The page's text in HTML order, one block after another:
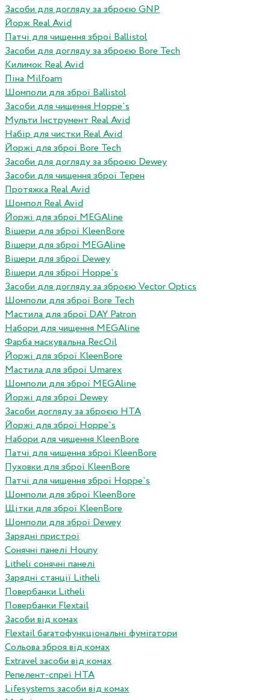
Засоби для догляду за зброєю GNP
Йорж Real Avid
Патчі для чищення зброї Ballistol
Засоби для догляду за зброєю Bore Tech
Килимок Real Avid
Піна Milfoam
Шомполи для зброї Ballistol
Засоби для чищення Hoppe`s
Мульти Інструмент Real Avid
Набір для чистки Real Avid
Йоржі для зброї Bore Tech
Засоби для догляду за зброєю Dewey
Засоби для чищення зброї Терен
Протяжка Real Avid
Шомпол Real Avid
Йоржі для зброї MEGAline
Вішери для зброї KleenBore
Вішери для зброї MEGAline
Вішери для зброї Dewey
Вішери для зброї Hoppe`s
Засоби для догляду за зброєю Vector Optics
Шомполи для зброї Bore Tech
Мастила для зброї DAY Patron
Набори для чищення MEGAline
Фарба маскувальна RecOil
Йоржі для зброї KleenBore
Мастила для зброї Umarex
Шомполи для зброї MEGAline
Йоржі для зброї Dewey
Засоби догляду за зброєю HTA
Йоржі для зброї Hoppe`s
Набори для чищення KleenBore
Патчі для чищення зброї KleenBore
Пуховки для зброї KleenBore
Патчі для чищення зброї Hoppe`s
Шомполи для зброї KleenBore
Щітки для зброї KleenBore
Шомполи для зброї Dewey
Зарядні пристрої
Сонячні панелі Houny
Litheli сонячні панелі
Зарядні станції Litheli
Повербанки Litheli
Повербанки Flextail
Засоби від комах
Flextail багатофункціональні фумігатори
Сольова зброя від комах
Extravel засоби від комах
Репелент-спреї HTA
Lifesystems засоби від комах